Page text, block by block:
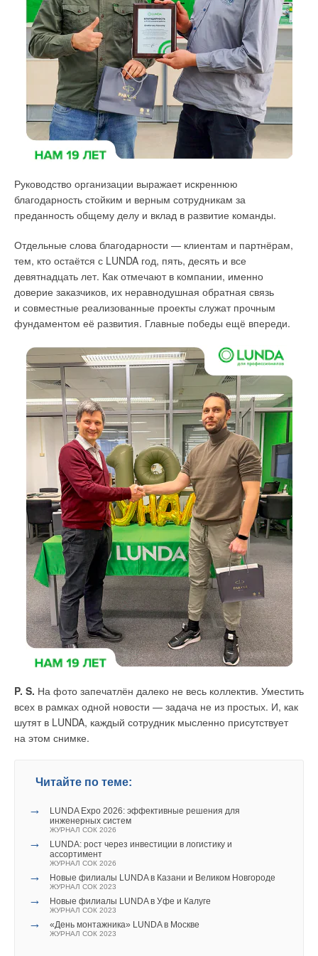
Руководство организации выражает искреннюю
благодарность стойким и верным сотрудникам за
преданность общему делу и вклад в развитие команды.
Отдельные слова благодарности — клиентам и партнёрам,
тем, кто остаётся с LUNDA год, пять, десять и все
девятнадцать лет. Как отмечают в компании, именно
доверие заказчиков, их неравнодушная обратная связь
и совместные реализованные проекты служат прочным
фундаментом её развития. Главные победы ещё впереди.
P. S. На фото запечатлён далеко не весь коллектив. Уместить
всех в рамках одной новости — задача не из простых. И, как
шутят в LUNDA, каждый сотрудник мысленно присутствует
на этом снимке.
Читайте по теме:
→
LUNDA Expo 2026: эффективные решения для
инженерных систем
ЖУРНАЛ СОК 2026
→
LUNDA: рост через инвестиции в логистику и
ассортимент
ЖУРНАЛ СОК 2026
→ Новые филиалы LUNDA в Казани и Великом Новгороде
ЖУРНАЛ СОК 2023
→ Новые филиалы LUNDA в Уфе и Калуге
ЖУРНАЛ СОК 2023
→ «День монтажника» LUNDA в Москве
ЖУРНАЛ СОК 2023
Впервые на выставке прошли новые форматы
мероприятий —технические туры с куратором —
экспертомпо теплои электрогенерирующему
оборудованию, ибизнес-встречи с энергетиками
предприятий агропромышленного и горнопромышленного
комплексов, теплоснабжающих, теплосетевых компаний,
которые прошли при содействии профильных ассоциаций
данных отраслей в рамках деловой программы.
В 2026 году выставку посетили 6657 посетителей из 72
регионов и 17 стран. 6
% посетили выставку впервые.
В 2027 году выставка «Тепло и Энергетика» пройдёт
совместно с Международной выставкой системных решений
для «умного» города и дома Smart City & Home | «Умный
Город & Дом» с 21 по 23 сентября на «ВДНХ Экспо», что
откроет новые возможности для участников и посетителей за
счёт объединения смежных тематик: автоматизации,
цифровизации и модернизации жилых и промышленных
зданий, а также городской инфраструктуры.
Совместный формат двух выставок объединит современные
решения для энергетики, ЖКХ, инженерной инфраструктуры,
«умного» города, автоматизации зданий и устойчивого
развития среды. Участники представят оборудование,
технологии и сервисы, а посетители познакомятся
с трендами рынка, найдут партнёров и решения для своих
проектов энергоснабжения городской инфраструктуры.
С 27 по 30 октября 2026 года пилотная экспозиция выставки
Smart City & Home | «Умный Город & Дом».
«Тепло и Энергетика 2027» и Smart City & Home | «Умный
Город & Дом» — это синергия отраслей, объединённых
энергопотребления, управления зданиями и городской
средой более надёжными, экономичными и технологичными.
Ждём вас с 21 по 23 сентября 2027 года на «ВДНХ Экспо»
в Москве.
Читайте по теме:
→ VI Всероссийский Слёт Сантехников прошёл в Москве
→ LUNDA: на год взрослее!
сделала мероприятие не только полезным, но и живым.
Участники мероприятия свободно общались между
докладами, на перерывах и во время практических сессий.
В рамках Слёта прошёл командный конкурс «Сантех
Боярд» — инженерное шоу, где бригады монтажников
в соревновательном формате проходили практические
испытания и работали с профессиональным
оборудованием. Зрелищная борьба команд стала одной из
самых ярких частей программы.
Читайте по теме:
→
Новые возможности отрасли: «Тепло и Энергетика
2027» вместе со Smart City & Home | «Умный Город &
Дом»
ЖУРНАЛ СОК МАЙ 2026
LUNDA: на год взрослее!
ЖУРНАЛ СОК МАЙ 2026
→
LUNDA Expo 2026: эффективные решения для
инженерных систем
ЖУРНАЛ СОК АПРЕЛЬ 2026
Тепловые насосы «воздух — вода» — мифы и
реальность
ЖУРНАЛ СОК МАРТ 2026